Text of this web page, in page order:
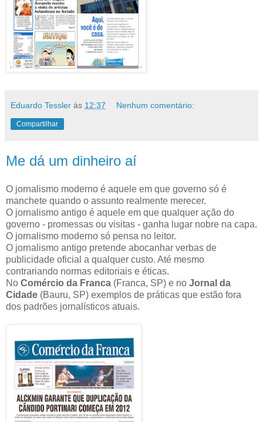
Eduardo Tessler às 12:37 Nenhum comentário:
Compartilhar
Me dá um dinheiro aí
O jornalismo moderno é aquele em que governo só é
manchete quando o assunto realmente merecer.
O jornalismo antigo é aquele em que qualquer ação do
governo - promessas ou visitas - ganha lugar nobre na capa.
O jornalismo moderno só pensa no leitor.
O jornalismo antigo pretende abocanhar verbas de
publicidade oficial a qualquer custo. Até mesmo
contrariando normas editoriais e éticas.
No Comércio da Franca (Franca, SP) e no Jornal da
Cidade (Bauru, SP) exemplos de práticas que estão fora
dos padrões jornalísticos atuais.